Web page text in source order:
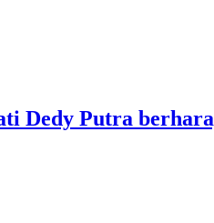
Dedy Putra